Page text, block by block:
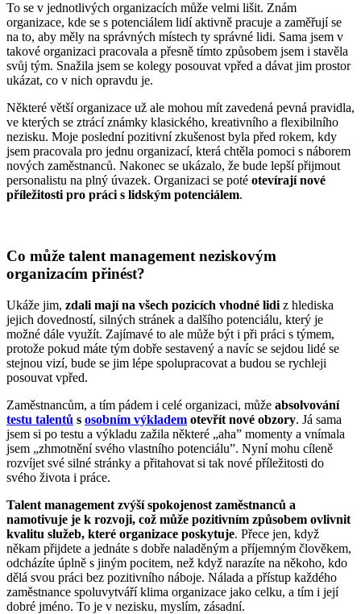
To se v jednotlivých organizacích může velmi lišit. Znám
organizace, kde se s potenciálem lidí aktivně pracuje a zaměřují se
na to, aby měly na správných místech ty správné lidi. Sama jsem v
takové organizaci pracovala a přesně tímto způsobem jsem i stavěla
svůj tým. Snažila jsem se kolegy posouvat vpřed a dávat jim prostor
ukázat, co v nich opravdu je.
Některé větší organizace už ale mohou mít zavedená pevná pravidla,
ve kterých se ztrácí známky klasického, kreativního a flexibilního
nezisku. Moje poslední pozitivní zkušenost byla před rokem, kdy
jsem pracovala pro jednu organizací, která chtěla pomoci s náborem
nových zaměstnanců. Nakonec se ukázalo, že bude lepší přijmout
personalistu na plný úvazek. Organizaci se poté otevírají nové
příležitosti pro práci s lidským potenciálem.
Co může talent management neziskovým
organizacím přinést?
Ukáže jim, zdali mají na všech pozicích vhodné lidi z hlediska
jejich dovedností, silných stránek a dalšího potenciálu, který je
možné dále využít. Zajímavé to ale může být i při práci s týmem,
protože pokud máte tým dobře sestavený a navíc se sejdou lidé se
stejnou vizí, bude se jim lépe spolupracovat a budou se rychleji
posouvat vpřed.
Zaměstnancům, a tím pádem i celé organizaci, může absolvování
testu talentů s osobním výkladem otevřít nové obzory. Já sama
jsem si po testu a výkladu zažila některé „aha” momenty a vnímala
jsem „zhmotnění svého vlastního potenciálu”. Nyní mohu cíleně
rozvíjet své silné stránky a přitahovat si tak nové příležitosti do
svého života i práce.
Talent management zvýší spokojenost zaměstnanců a
namotivuje je k rozvoji, což může pozitivním způsobem ovlivnit
kvalitu služeb, které organizace poskytuje. Přece jen, když
někam přijdete a jednáte s dobře naladěným a příjemným člověkem,
odcházíte úplně s jiným pocitem, než když narazíte na někoho, kdo
dělá svou práci bez pozitivního náboje. Nálada a přístup každého
zaměstnance spoluvytváří klima organizace jako celku, a tím i její
dobré jméno. To je v nezisku, myslím, zásadní.